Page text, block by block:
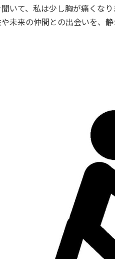
いて、私は少し胸が痛くな
未来の仲間との出会いを、